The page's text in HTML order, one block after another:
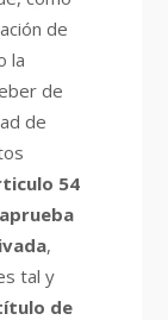
de
la
de
de
54
,
tal y
de